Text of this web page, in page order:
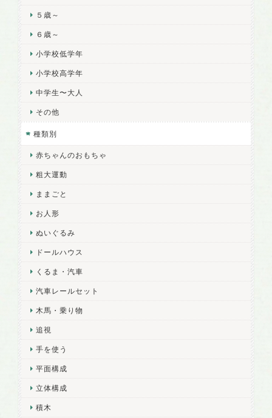
５歳～
６歳～
小学校低学年
小学校高学年
中学生〜大人
その他
種類別
赤ちゃんのおもちゃ
粗大運動
ままごと
お人形
ぬいぐるみ
ドールハウス
くるま・汽車
汽車レールセット
木馬・乗り物
追視
手を使う
平面構成
立体構成
積木